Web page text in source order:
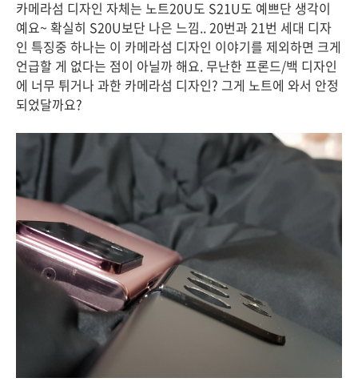
카메라섬 디자인 자체는 노트20U도 S21U도 예쁘단 생각이
예요~ 확실히 S20U보단 나은 느낌.. 20번과 21번 세대 디자
인 특징중 하나는 이 카메라섬 디자인 이야기를 제외하면 크게
언급할 게 없다는 점이 아닐까 해요. 무난한 프론드/백 디자인
에 너무 튀거나 과한 카메라섬 디자인? 그게 노트에 와서 안정
되었달까요?